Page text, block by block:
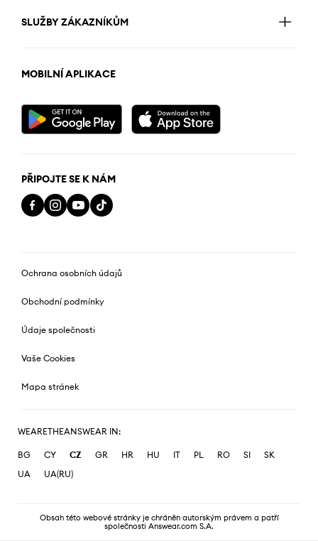
SLUŽBY ZÁKAZNÍKŮM
MOBILNÍ APLIKACE
PŘIPOJTE SE K NÁM
Ochrana osobních údajů
Obchodní podmínky
Údaje společnosti
Vaše Cookies
Mapa stránek
WEARETHEANSWEAR IN:
BG CY CZ GR HR HU IT PL RO SI
SK
UA
UA(RU)
Obsah této webové stránky je chráněn autorským právem a patří
společnosti Answear.com S.A.